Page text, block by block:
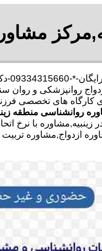
با30
روانپزشکی و روان
کارگاه های تخصصی
روانشناسی منطقه
با نرخ
ازدواج,مشاوره